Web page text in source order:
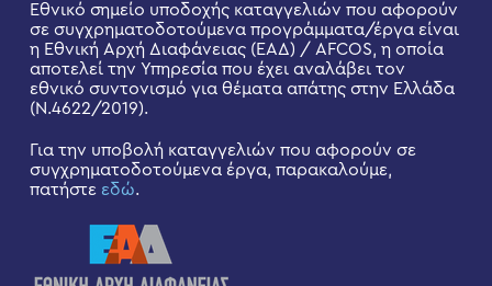
Εθνικό σημείο υποδοχής καταγγελιών που αφορούν
σε συγχρηματοδοτούμενα προγράμματα/έργα είναι
η Εθνική Αρχή Διαφάνειας (ΕΑΔ) / AFCOS, η οποία
αποτελεί την Υπηρεσία που έχει αναλάβει τον
εθνικό συντονισμό για θέματα απάτης στην Ελλάδα
(Ν.4622/2019).
Για την υποβολή καταγγελιών που αφορούν σε
συγχρηματοδοτούμενα έργα, παρακαλούμε,
πατήστε εδώ.